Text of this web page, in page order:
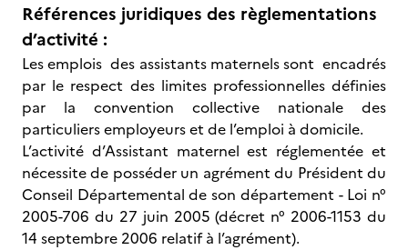
Références juridiques des règlementations
d’activité :
Les emplois des assistants maternels sont encadrés
par le respect des limites professionnelles définies
par la convention collective nationale des
particuliers employeurs et de l’emploi à domicile.
L’activité d’Assistant maternel est réglementée et
nécessite de posséder un agrément du Président du
Conseil Départemental de son département - Loi n°
2005-706 du 27 juin 2005 (décret n° 2006-1153 du
14 septembre 2006 relatif à l’agrément).